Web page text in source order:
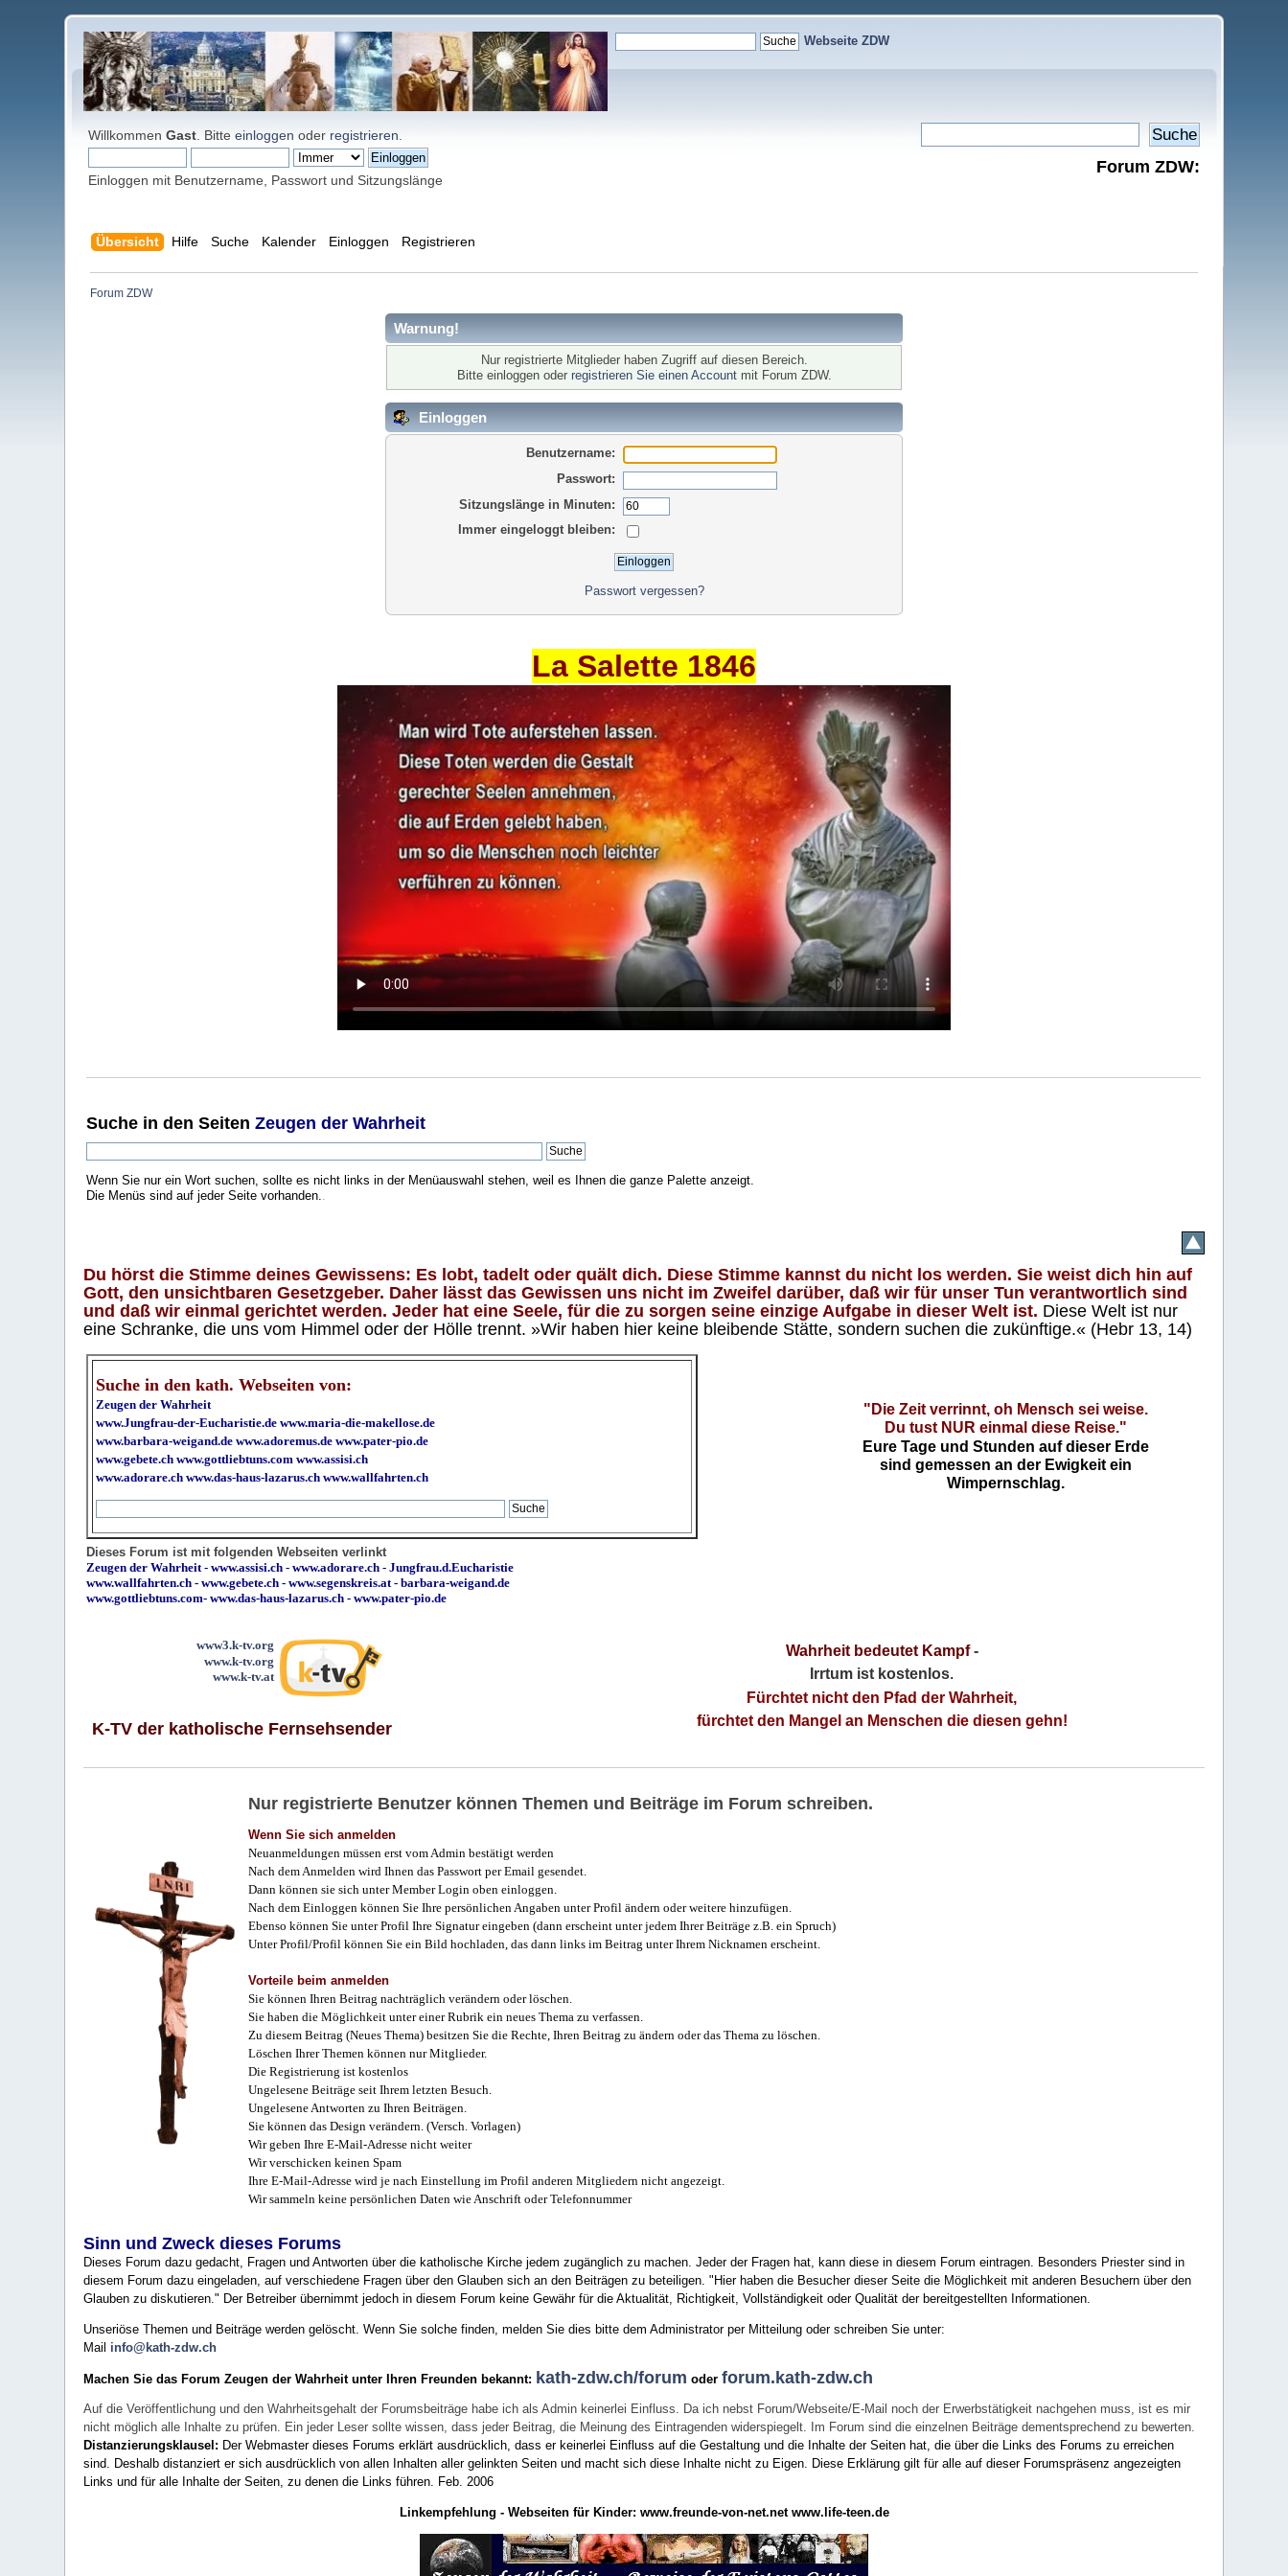
Webseite ZDW
WillkommenGast . Bitteeinloggen oder registrieren
Einloggen mit Benutzername, Passwort und Sitzungslänge
Forum ZDW:
Übersicht Hilfe Suche Kalender Einloggen Registrieren
Forum ZDW
Warnung!
Nur registrierte Mitglieder haben Zugriff auf diesen Bereich.
Bitte einloggen oder registrieren Sie einen Accountmit Forum ZDW.
Einloggen
Benutzername:
Passwort:
Sitzungslänge in Minuten:
Immer eingeloggt bleiben:
Passwort vergessen?
La Salette 1846
Suche in den SeitenZeugen der Wahrheit
Wenn Sie nur ein Wort suchen, sollte es nicht links in der Menüauswahl stehen, weil es Ihnen die ganze Palette anzeigt.
Die Menüs sind auf jeder Seite vorhanden..
Du hörst die Stimme deines Gewissens: Es lobt, tadelt oder quält dich. Diese Stimme kannst du nicht los werden. Sie weist dich hin auf
Gott, den unsichtbaren Gesetzgeber. Daher lässt das Gewissen uns nicht im Zweifel darüber, daß wir für unser Tun verantwortlich sind
und daß wir einmal gerichtet werden. Jeder hat eine Seele, für die zu sorgen seine einzige Aufgabe in dieser Welt ist. Diese Welt ist nur
eine Schranke, die uns vom Himmel oder der Hölle trennt. »Wir haben hier keine bleibende Stätte, sondern suchen die zukünftige.« (Hebr 13, 14)
Suche in den kath. Webseiten von:
Zeugen der Wahrheit
www.Jungfrau-der-Eucharistie.de www.maria-die-makellose.de
www.barbara-weigand.de www.adoremus.de www.pater-pio.de
www.gebete.ch www.gottliebtuns.com www.assisi.ch
www.adorare.ch www.das-haus-lazarus.ch www.wallfahrten.ch
"Die Zeit verrinnt, oh Mensch sei weise.
Du tust NUR einmal diese Reise."
Eure Tage und Stunden auf dieser Erde
sind gemessen an der Ewigkeit ein
Wimpernschlag.
Dieses Forum ist mit folgenden Webseiten verlinkt
Zeugen der Wahrheit-www.assisi.ch -www.adorare.ch -Jungfrau.d.Eucharistie
www.wallfahrten.ch -www.gebete.ch -www.segenskreis.at-barbara-weigand.de
www.gottliebtuns.com-www.das-haus-lazarus.ch - www.pater-pio.de
www3.k-tv.org
www.k-tv.org
www.k-tv.at
K-TV der katholische Fernsehsender
Wahrheit bedeutet Kampf-
Irrtum ist kostenlos.
Fürchtet nicht den Pfad der Wahrheit,
fürchtet den Mangel an Menschen die diesen gehn!
Nur registrierte Benutzer können Themen und Beiträge im Forum schreiben.
Wenn Sie sich anmelden
Neuanmeldungen müssen erst vom Admin bestätigt werden
Nach dem Anmelden wird Ihnen das Passwort per Email gesendet.
Dann können sie sich unter Member Login oben einloggen.
Nach dem Einloggen können Sie Ihre persönlichen Angaben unter Profil ändern oder weitere hinzufügen.
Ebenso können Sie unter Profil Ihre Signatur eingeben (dann erscheint unter jedem Ihrer Beiträge z.B. ein Spruch)
Unter Profil/Profil können Sie ein Bild hochladen, das dann links im Beitrag unter Ihrem Nicknamen erscheint.
Vorteile beim anmelden
Sie können Ihren Beitrag nachträglich verändern oder löschen.
Sie haben die Möglichkeit unter einer Rubrik ein neues Thema zu verfassen.
Zu diesem Beitrag (Neues Thema) besitzen Sie die Rechte, Ihren Beitrag zu ändern oder das Thema zu löschen.
Löschen Ihrer Themen können nur Mitglieder.
Die Registrierung ist kostenlos
Ungelesene Beiträge seit Ihrem letzten Besuch.
Ungelesene Antworten zu Ihren Beiträgen.
Sie können das Design verändern. (Versch. Vorlagen)
Wir geben Ihre E-Mail-Adresse nicht weiter
Wir verschicken keinen Spam
Ihre E-Mail-Adresse wird je nach Einstellung im Profil anderen Mitgliedern nicht angezeigt.
Wir sammeln keine persönlichen Daten wie Anschrift oder Telefonnummer
Sinn und Zweck dieses Forums
Dieses Forum dazu gedacht, Fragen und Antworten über die katholische Kirche jedem zugänglich zu machen. Jeder der Fragen hat, kann diese in diesem Forum eintragen. Besonders Priester sind in
diesem Forum dazu eingeladen, auf verschiedene Fragen über den Glauben sich an den Beiträgen zu beteiligen. "Hier haben die Besucher dieser Seite die Möglichkeit mit anderen Besuchern über den
Glauben zu diskutieren." Der Betreiber übernimmt jedoch in diesem Forum keine Gewähr für die Aktualität, Richtigkeit, Vollständigkeit oder Qualität der bereitgestellten Informationen.
Unseriöse Themen und Beiträge werden gelöscht. Wenn Sie solche finden, melden Sie dies bitte dem Administrator per Mitteilung oder schreiben Sie unter:
Mail info@kath-zdw.ch
Machen Sie das Forum Zeugen der Wahrheit unter Ihren Freunden bekannt: kath-zdw.ch/forum oderforum.kath-zdw.ch
Auf die Veröffentlichung und den Wahrheitsgehalt der Forumsbeiträge habe ich als Admin keinerlei Einfluss. Da ich nebst Forum/Webseite/E-Mail noch der Erwerbstätigkeit nachgehen muss, ist es mir
nicht möglich alle Inhalte zu prüfen. Ein jeder Leser sollte wissen, dass jeder Beitrag, die Meinung des Eintragenden widerspiegelt. Im Forum sind die einzelnen Beiträge dementsprechend zu bewerten.
Distanzierungsklausel: Der Webmaster dieses Forums erklärt ausdrücklich, dass er keinerlei Einfluss auf die Gestaltung und die Inhalte der Seiten hat, die über die Links des Forums zu erreichen
sind. Deshalb distanziert er sich ausdrücklich von allen Inhalten aller gelinkten Seiten und macht sich diese Inhalte nicht zu Eigen. Diese Erklärung gilt für alle auf dieser Forumspräsenz angezeigten
Links und für alle Inhalte der Seiten, zu denen die Links führen. Feb. 2006
Linkempfehlung - Webseiten für Kinder: www.freunde-von-net.net www.life-teen.de